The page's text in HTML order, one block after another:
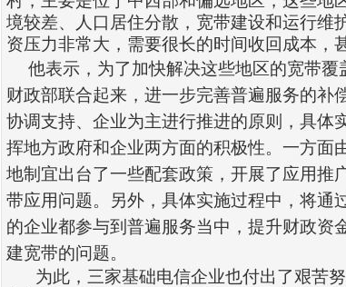
境较差、人口居住分散，宽带建设和运行维
资压力非常大，需要很长的时间收回成本，
他表示，为了加快解决这些地区的宽带
财政部联合起来，进一步完善普遍服务的补
协调支持、企业为主进行推进的原则，具体
挥地方政府和企业两方面的积极性。一方面
地制宜出台了一些配套政策，开展了应用推
带应用问题。另外，具体实施过程中，将通
的企业都参与到普遍服务当中，提升财政资
建宽带的问题。
为此，三家基础电信企业也付出了艰苦努